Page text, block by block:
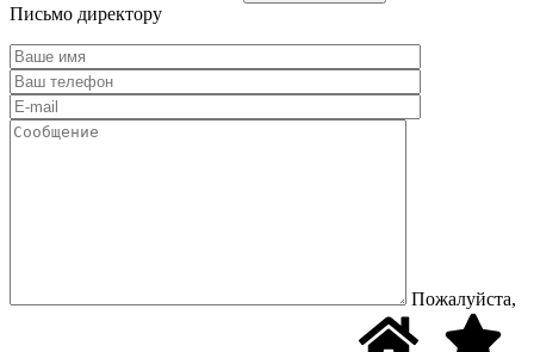
Письмо директору
Пожалуйста,